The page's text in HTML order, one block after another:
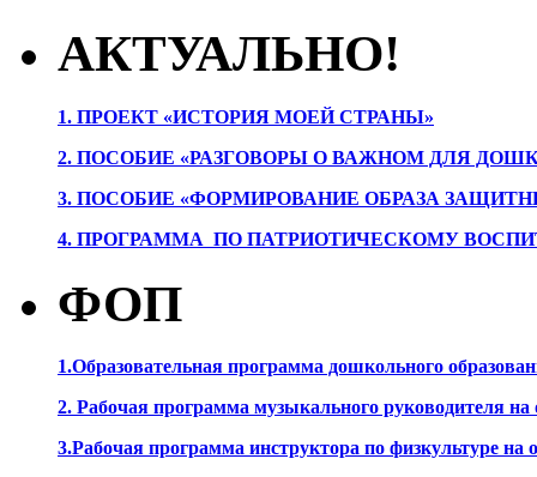
АКТУАЛЬНО!
1. ПРОЕКТ «ИСТОРИЯ МОЕЙ СТРАНЫ»
2. ПОСОБИЕ «РАЗГОВОРЫ О ВАЖНОМ ДЛЯ
3. ПОСОБИЕ «ФОРМИРОВАНИЕ ОБРАЗА
4. ПРОГРАММА ПО ПАТРИОТИЧЕСКОМУ
ФОП
1.Образовательная программа дошкольного
2. Рабочая программа музыкального руководителя
3.Рабочая программа инструктора по физкультуре